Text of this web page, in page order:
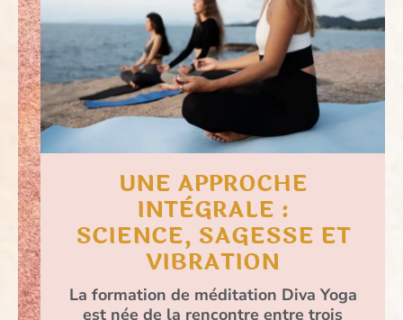
UNE APPROCHE
INTÈGRALE :
SCIENCE, SAGESSE ET
VIBRATION
La formation de méditation Diva Yoga
est née de la rencontre entre trois